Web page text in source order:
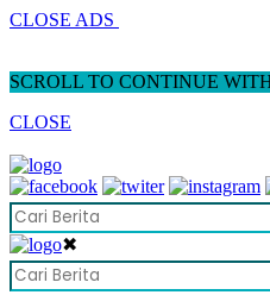
CLOSE ADS
SCROLL TO CONTINUE
CLOSE
✖